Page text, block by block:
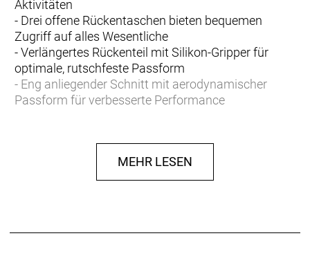
Aktivitäten
- Drei offene Rückentaschen bieten bequemen
Zugriff auf alles Wesentliche
- Verlängertes Rückenteil mit Silikon-Gripper für
optimale, rutschfeste Passform
- Eng anliegender Schnitt mit aerodynamischer
Passform für verbesserte Performance
- Materialtyp: Strick
- Fasergehalt: 87% Polyester, 13% Elastan
MEHR LESEN